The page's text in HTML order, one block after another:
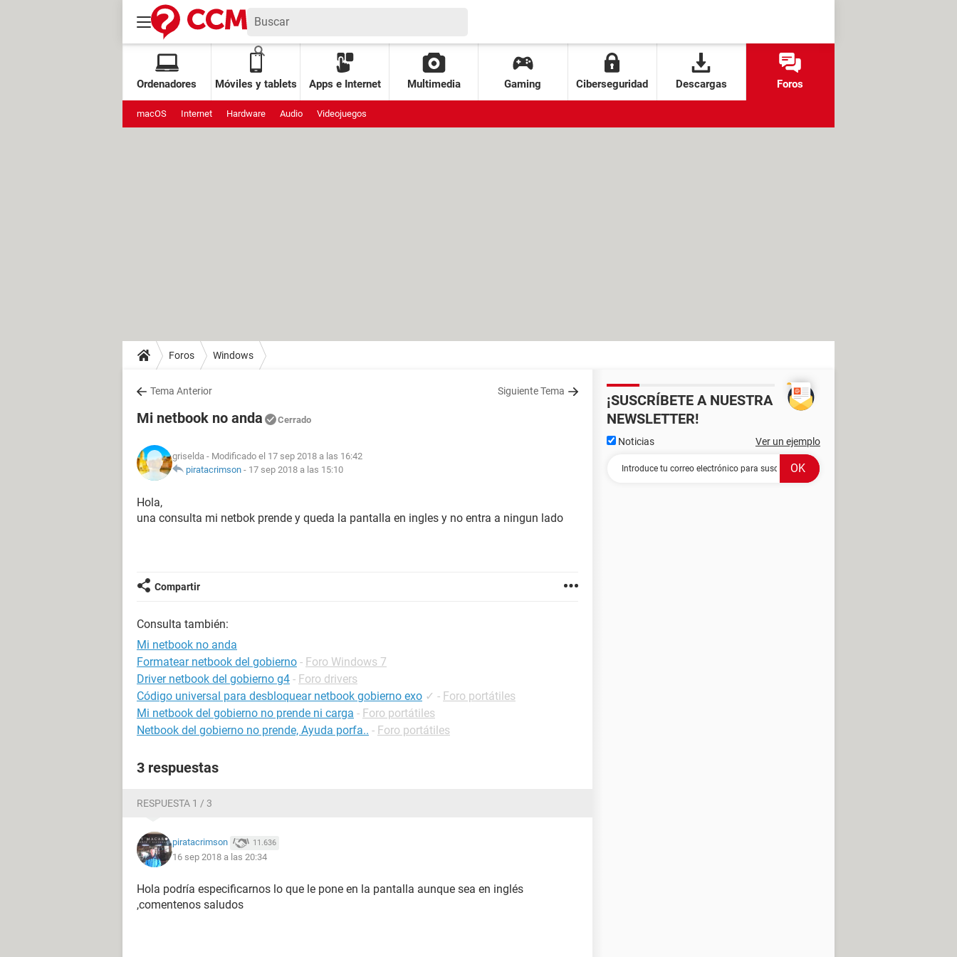
Ordenadores Móviles y tablets Apps e Internet Multimedia Gaming Ciberseguridad Descargas Foros
macOS Internet Hardware Audio Videojuegos
Foros Windows
Tema Anterior Siguiente Tema
Mi netbook no anda Cerrado
griselda - Modificado el 17 sep 2018 a las 16:42
piratacrimson - 17 sep 2018 a las 15:10
Hola,
una consulta mi netbok prende y queda la pantalla en ingles y no entra a ningun lado
Compartir
Consulta también:
Mi netbook no anda
Formatear netbook del gobierno - Foro Windows 7
Driver netbook del gobierno g4 - Foro drivers
Código universal para desbloquear netbook gobierno exo ✓ - Foro portátiles
Mi netbook del gobierno no prende ni carga - Foro portátiles
Netbook del gobierno no prende, Ayuda porfa.. - Foro portátiles
3 respuestas
RESPUESTA 1 / 3
piratacrimson 11.636
16 sep 2018 a las 20:34
Hola podría especificarnos lo que le pone en la pantalla aunque sea en inglés
,comentenos saludos
¡SUSCRÍBETE A NUESTRA
NEWSLETTER!
Noticias Ver un ejemplo